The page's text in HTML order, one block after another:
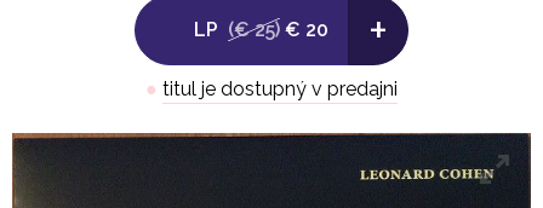
1. Traveling Light
2. Seemed A Better Way
3. Steer Your Way
LP (€ 25) € 20 +
● titul je dostupný v predajni